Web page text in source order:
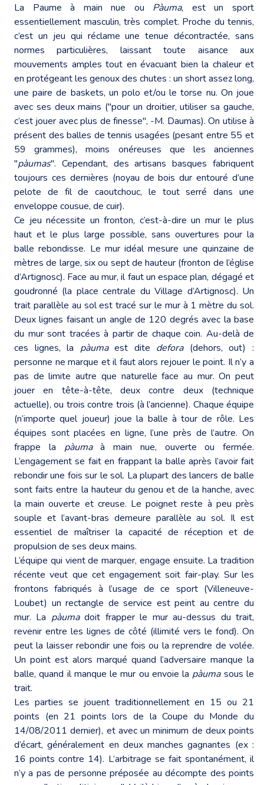
La Paume à main nue ou Pàuma, est un sport
essentiellement masculin, très complet. Proche du tennis,
c’est un jeu qui réclame une tenue décontractée, sans
normes particulières, laissant toute aisance aux
mouvements amples tout en évacuant bien la chaleur et
en protégeant les genoux des chutes : un short assez long,
une paire de baskets, un polo et/ou le torse nu. On joue
avec ses deux mains ("pour un droitier, utiliser sa gauche,
c’est jouer avec plus de finesse", -M. Daumas). On utilise à
présent des balles de tennis usagées (pesant entre 55 et
59 grammes), moins onéreuses que les anciennes
"pàumas". Cependant, des artisans basques fabriquent
toujours ces dernières (noyau de bois dur entouré d’une
pelote de fil de caoutchouc, le tout serré dans une
enveloppe cousue, de cuir).
Ce jeu nécessite un fronton, c’est-à-dire un mur le plus
haut et le plus large possible, sans ouvertures pour la
balle rebondisse. Le mur idéal mesure une quinzaine de
mètres de large, six ou sept de hauteur (fronton de l’église
d’Artignosc). Face au mur, il faut un espace plan, dégagé et
goudronné (la place centrale du Village d’Artignosc). Un
trait parallèle au sol est tracé sur le mur à 1 mètre du sol.
Deux lignes faisant un angle de 120 degrés avec la base
du mur sont tracées à partir de chaque coin. Au-delà de
ces lignes, la pàumaest dite defora(dehors, out) :
personne ne marque et il faut alors rejouer le point. Il n’y a
pas de limite autre que naturelle face au mur. On peut
jouer en tête-à-tête, deux contre deux (technique
actuelle), ou trois contre trois (à l’ancienne). Chaque équipe
(n’importe quel joueur) joue la balle à tour de rôle. Les
équipes sont placées en ligne, l’une près de l’autre. On
frappe la pàumaà main nue, ouverte ou fermée.
L’engagement se fait en frappant la balle après l’avoir fait
rebondir une fois sur le sol. La plupart des lancers de balle
sont faits entre la hauteur du genou et de la hanche, avec
la main ouverte et creuse. Le poignet reste à peu près
souple et l’avant-bras demeure parallèle au sol. Il est
essentiel de maîtriser la capacité de réception et de
propulsion de ses deux mains.
L’équipe qui vient de marquer, engage ensuite. La tradition
récente veut que cet engagement soit fair-play. Sur les
frontons fabriqués à l’usage de ce sport (Villeneuve-
Loubet) un rectangle de service est peint au centre du
mur. La pàumadoit frapper le mur au-dessus du trait,
revenir entre les lignes de côté (illimité vers le fond). On
peut la laisser rebondir une fois ou la reprendre de volée.
Un point est alors marqué quand l’adversaire manque la
balle, quand il manque le mur ou envoie la pàumasous le
trait.
Les parties se jouent traditionnellement en 15 ou 21
points (en 21 points lors de la Coupe du Monde du
14/08/2011 dernier), et avec un minimum de deux points
d’écart, généralement en deux manches gagnantes (ex :
16 points contre 14). L’arbitrage se fait spontanément, il
n’y a pas de personne préposée au décompte des points